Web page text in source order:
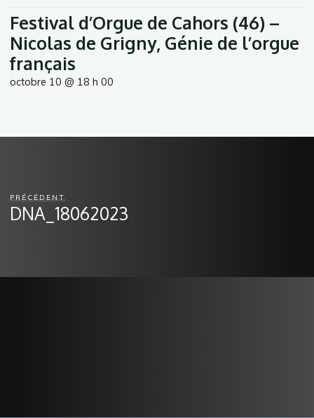
Festival d’Orgue de Cahors (46) –
Nicolas de Grigny, Génie de l’orgue
français
octobre 10 @ 18 h 00
PRÉCÉDENT
DNA_18062023